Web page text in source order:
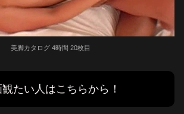
美脚カタログ 4時間 20枚目
たい人はこちらから！